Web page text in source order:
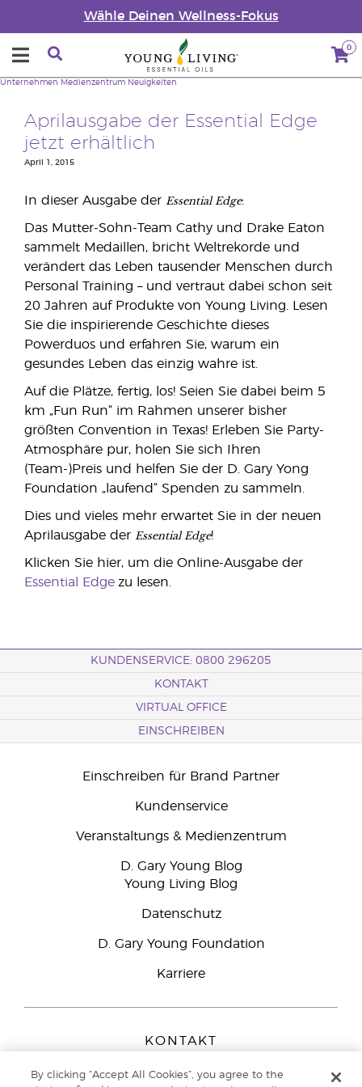
Wähle Deinen Wellness-Fokus
0
Unternehmen Medienzentrum Neuigkeiten
Aprilausgabe der Essential Edge
jetzt erhältlich
April 1, 2015
In dieser Ausgabe der Essential Edge:
Das Mutter-Sohn-Team Cathy und Drake Eaton
sammelt Medaillen, bricht Weltrekorde und
verändert das Leben tausender Menschen durch
Personal Training – und vertraut dabei schon seit
20 Jahren auf Produkte von Young Living. Lesen
Sie die inspirierende Geschichte dieses
Powerduos und erfahren Sie, warum ein
gesundes Leben das einzig wahre ist.
Auf die Plätze, fertig, los! Seien Sie dabei beim 5
km „Fun Run“ im Rahmen unserer bisher
größten Convention in Texas! Erleben Sie Party-
Atmosphäre pur, holen Sie sich Ihren
(Team-)Preis und helfen Sie der D. Gary Yong
Foundation „laufend“ Spenden zu sammeln.
Dies und vieles mehr erwartet Sie in der neuen
Aprilausgabe der Essential Edge!
Klicken Sie hier, um die Online-Ausgabe der
Essential Edge zu lesen.
KUNDENSERVICE: 0800 296205
KONTAKT
VIRTUAL OFFICE
EINSCHREIBEN
Einschreiben für Brand Partner
Kundenservice
Veranstaltungs & Medienzentrum
D. Gary Young Blog
Young Living Blog
Datenschutz
D. Gary Young Foundation
Karriere
KONTAKT
Peizerweg 97
By clicking “Accept All Cookies”, you agree to the